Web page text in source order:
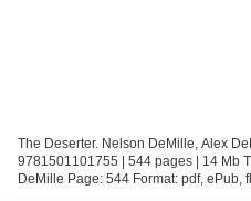
The Deserter. Nelson DeMille, Alex
9781501101755 | 544 pages | 14 Mb
DeMille Page: 544 Format: pdf, ePub,